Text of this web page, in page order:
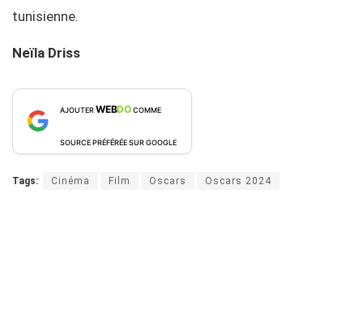
tunisienne.
Neïla Driss
AJOUTERWEBDOCOMME
SOURCE PRÉFÉRÉE SUR GOOGLE
Tags: Cinéma Film Oscars Oscars 2024